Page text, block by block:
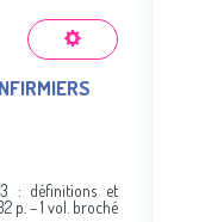
: définitions et
p. – 1 vol. broché